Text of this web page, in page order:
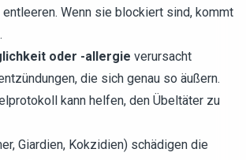
entleeren. Wenn sie blockiert sind, kommt
oder -allergie verursacht
die sich genau so äußern.
kann helfen, den Übeltäter zu
Giardien, Kokzidien) schädigen die